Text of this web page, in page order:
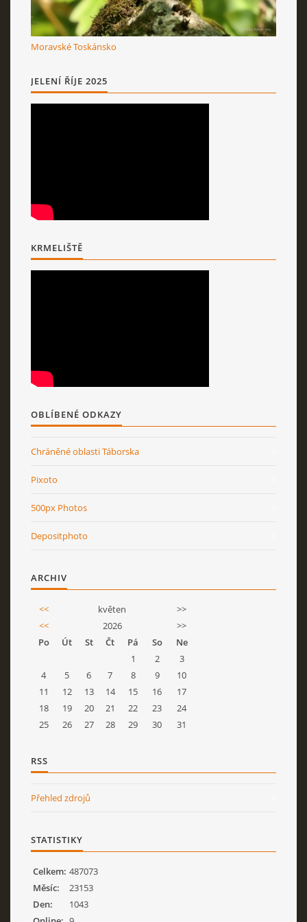
Moravské Toskánsko
JELENÍ ŘÍJE 2025
KRMELIŠTĚ
OBLÍBENÉ ODKAZY
Chráněné oblasti Táborska
Pixoto
500px Photos
Depositphoto
ARCHIV
<< květen
>>
<<
2026
>>
Po
Út St Čt Pá So
Ne
1
2
3
4
5 6 7 8 9
10
11
12 13 14 15 16
17
18
19 20 21 22 23
24
25
26 27 28 29 30 31
RSS
Přehled zdrojů
STATISTIKY
Celkem: 487073
Měsíc:
23153
Den:
1043